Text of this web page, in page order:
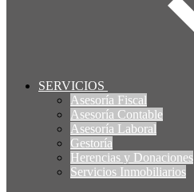
SERVICIOS
Asesoría Fiscal
Asesoría Contable
Asesoría Laboral
Gestoría
Herencias y Donaciones
Servicios Inmobiliarios